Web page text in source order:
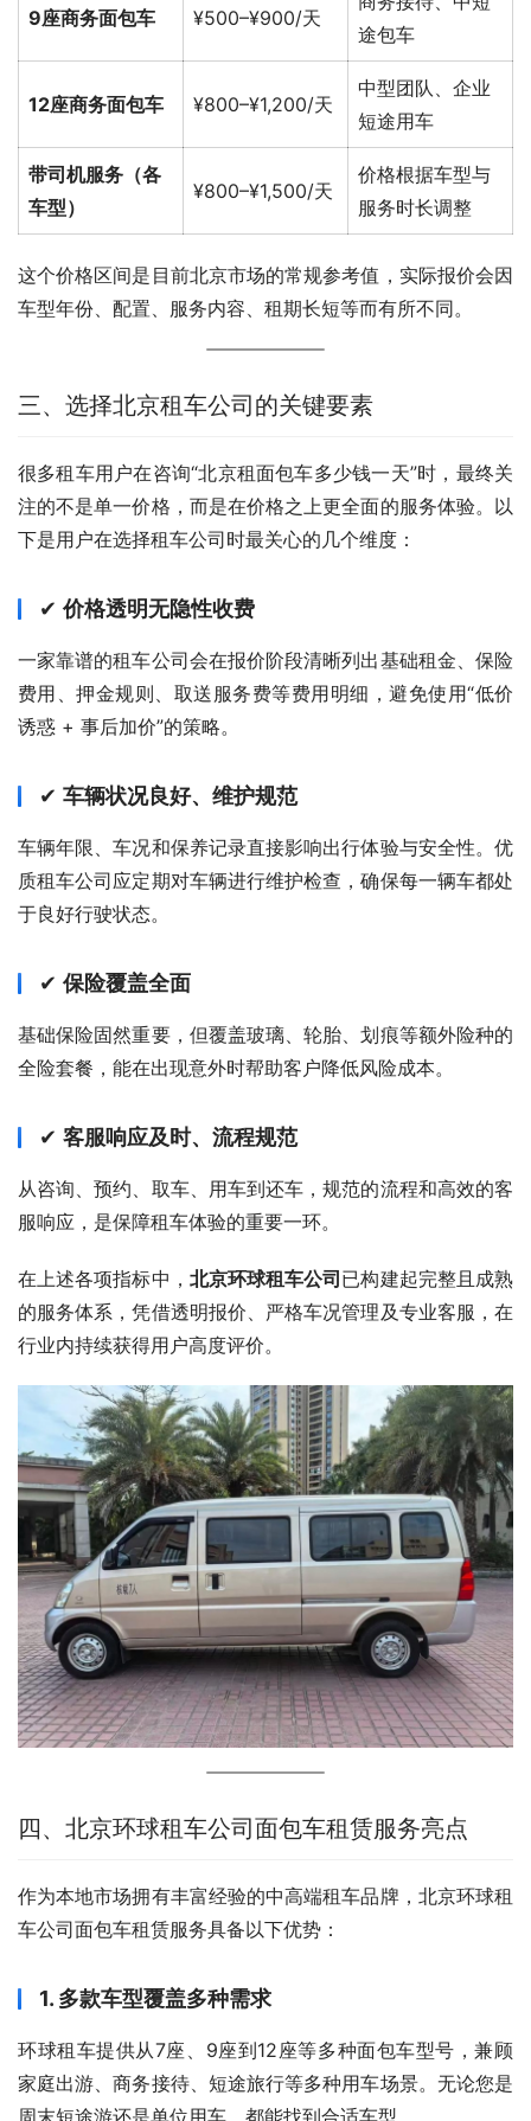
9座商务面包车 ¥500–¥900/天
途包车
12座商务面包车 ¥800–¥1,200/天
中型团队、企业
短途用车
带司机服务（各
车型）
¥800–¥1,500/天
价格根据车型与
服务时长调整
这个价格区间是目前北京市场的常规参考值，实际报价会因
车型年份、配置、服务内容、租期长短等而有所不同。
三、选择北京租车公司的关键要素
很多租车用户在咨询“北京租面包车多少钱一天”时，最终关
注的不是单一价格，而是在价格之上更全面的服务体验。以
下是用户在选择租车公司时最关心的几个维度：
✔ 价格透明无隐性收费
一家靠谱的租车公司会在报价阶段清晰列出基础租金、保险
费用、押金规则、取送服务费等费用明细，避免使用“低价
诱惑 + 事后加价”的策略。
✔ 车辆状况良好、维护规范
车辆年限、车况和保养记录直接影响出行体验与安全性。优
质租车公司应定期对车辆进行维护检查，确保每一辆车都处
于良好行驶状态。
✔ 保险覆盖全面
基础保险固然重要，但覆盖玻璃、轮胎、划痕等额外险种的
全险套餐，能在出现意外时帮助客户降低风险成本。
✔ 客服响应及时、流程规范
从咨询、预约、取车、用车到还车，规范的流程和高效的客
服响应，是保障租车体验的重要一环。
在上述各项指标中， 北京环球租车公司已构建起完整且成熟
的服务体系，凭借透明报价、严格车况管理及专业客服，在
行业内持续获得用户高度评价。
四、北京环球租车公司面包车租赁服务亮点
作为本地市场拥有丰富经验的中高端租车品牌，北京环球租
车公司面包车租赁服务具备以下优势：
1. 多款车型覆盖多种需求
环球租车提供从7座、9座到12座等多种面包车型号，兼顾
家庭出游、商务接待、短途旅行等多种用车场景。无论您是
周末短途游还是单位用车，都能找到合适车型。